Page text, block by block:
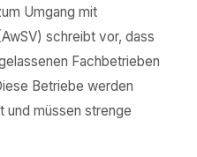
Umgang mit
schreibt vor, dass
Fachbetrieben
Betriebe werden
und müssen strenge